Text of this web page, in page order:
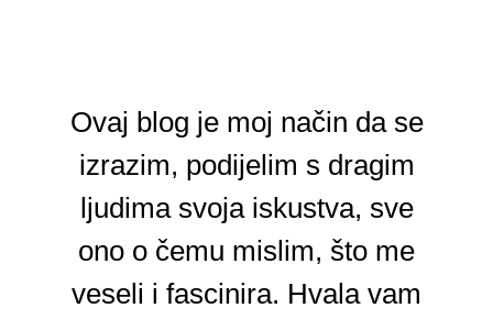
Ovaj blog je moj način da se
izrazim, podijelim s dragim
ljudima svoja iskustva, sve
ono o čemu mislim, što me
veseli i fascinira. Hvala vam